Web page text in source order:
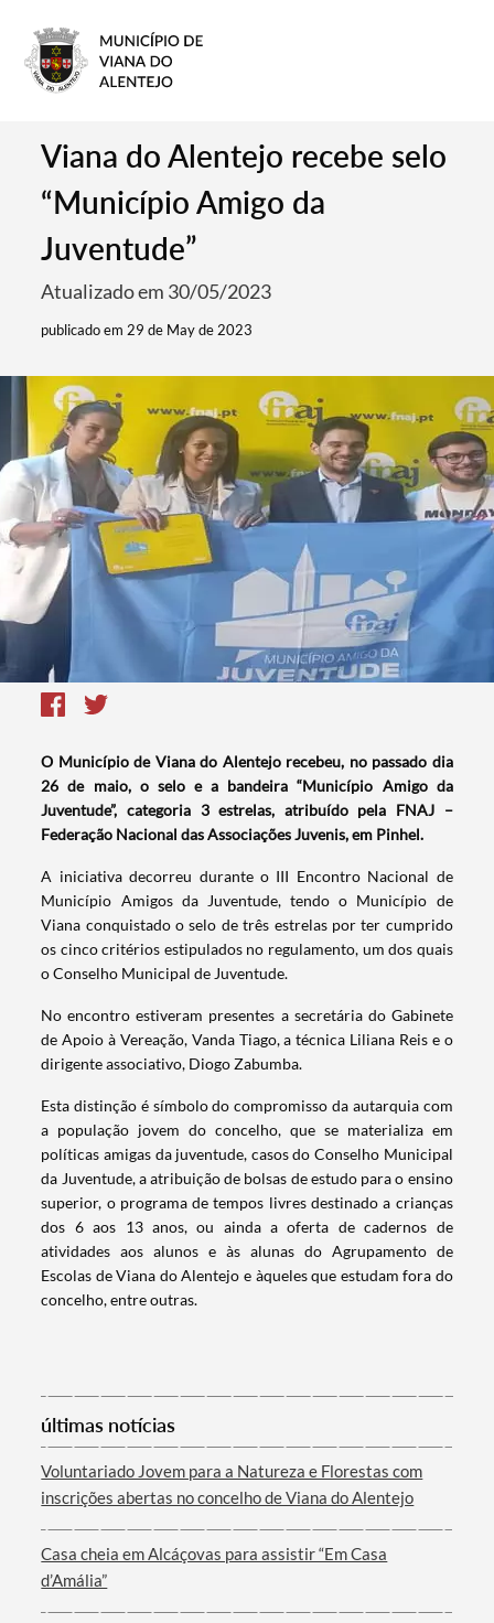
Categorias gerais
Viana do Alentejo recebe selo
“Município Amigo da
Juventude”
Atualizado em 30/05/2023
publicado em 29 de May de 2023
O Município de Viana do Alentejo recebeu, no passado dia
26 de maio, o selo e a bandeira “Município Amigo da
Juventude”, categoria 3 estrelas, atribuído pela FNAJ –
Federação Nacional das Associações Juvenis, em Pinhel.
A iniciativa decorreu durante o III Encontro Nacional de
Município Amigos da Juventude, tendo o Município de
Viana conquistado o selo de três estrelas por ter cumprido
os cinco critérios estipulados no regulamento, um dos quais
o Conselho Municipal de Juventude.
No encontro estiveram presentes a secretária do Gabinete
de Apoio à Vereação, Vanda Tiago, a técnica Liliana Reis e o
dirigente associativo, Diogo Zabumba.
Esta distinção é símbolo do compromisso da autarquia com
a população jovem do concelho, que se materializa em
políticas amigas da juventude, casos do Conselho Municipal
da Juventude, a atribuição de bolsas de estudo para o ensino
superior, o programa de tempos livres destinado a crianças
dos 6 aos 13 anos, ou ainda a oferta de cadernos de
atividades aos alunos e às alunas do Agrupamento de
Escolas de Viana do Alentejo e àqueles que estudam fora do
concelho, entre outras.
últimas notícias
Voluntariado Jovem para a Natureza e Florestas com
inscrições abertas no concelho de Viana do Alentejo
Casa cheia em Alcáçovas para assistir “Em Casa
d’Amália”